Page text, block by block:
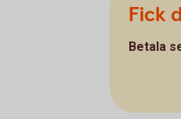
Fick
Betala